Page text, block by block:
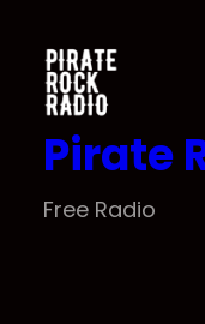
contenido
Pirate
Free Radio